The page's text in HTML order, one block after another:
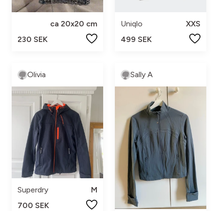
ca 20x20 cm
230 SEK
Uniqlo
XXS
499 SEK
Olivia
Superdry
M
700 SEK
Sally A